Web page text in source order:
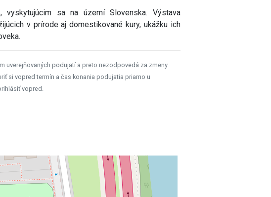
vyskytujúcim sa na území Slovenska. Výstava
v prírode aj domestikované kury, ukážku ich
uverejňovaných podujatí a preto nezodpovedá za zmeny
si vopred termín a čas konania podujatia priamo u
vopred.